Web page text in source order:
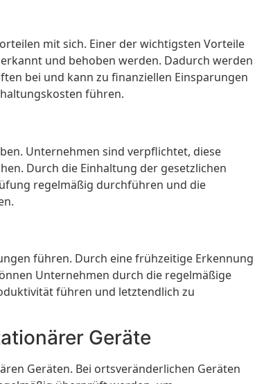
mit sich. Einer der wichtigsten Vorteile
und behoben werden. Dadurch werden
bei und kann zu finanziellen Einsparungen
führen.
Unternehmen sind verpflichtet, diese
Durch die Einhaltung der gesetzlichen
regelmäßig durchführen und die
führen. Durch eine frühzeitige Erkennung
Unternehmen durch die regelmäßige
führen und letztendlich zu
Geräte
Geräten. Bei ortsveränderlichen Geräten